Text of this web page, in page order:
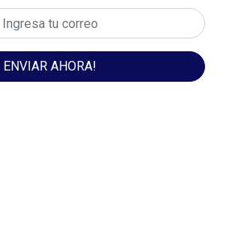
ENVIAR AHORA!